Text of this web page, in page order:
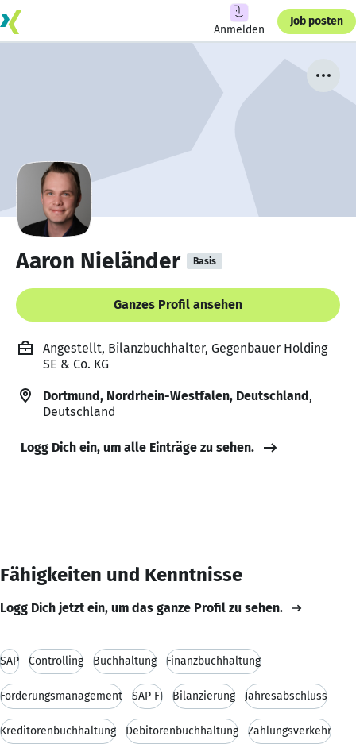
Anmelden
Job posten
Aaron Nieländer Basis
Ganzes Profil ansehen
Angestellt, Bilanzbuchhalter, Gegenbauer Holding
SE & Co. KG
Dortmund, Nordrhein-Westfalen, Deutschland,
Deutschland
Logg Dich ein, um alle Einträge zu sehen.
Fähigkeiten und Kenntnisse
Logg Dich jetzt ein, um das ganze Profil zu sehen.
SAP Controlling Buchhaltung Finanzbuchhaltung
Forderungsmanagement SAP FI Bilanzierung Jahresabschluss
Kreditorenbuchhaltung Debitorenbuchhaltung Zahlungsverkehr